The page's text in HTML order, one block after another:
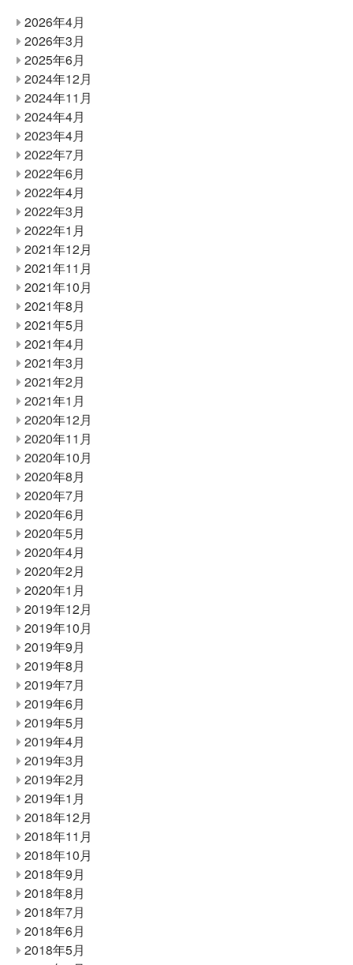
2026年4月
2026年3月
2025年6月
2024年12月
2024年11月
2024年4月
2023年4月
2022年7月
2022年6月
2022年4月
2022年3月
2022年1月
2021年12月
2021年11月
2021年10月
2021年8月
2021年5月
2021年4月
2021年3月
2021年2月
2021年1月
2020年12月
2020年11月
2020年10月
2020年8月
2020年7月
2020年6月
2020年5月
2020年4月
2020年2月
2020年1月
2019年12月
2019年10月
2019年9月
2019年8月
2019年7月
2019年6月
2019年5月
2019年4月
2019年3月
2019年2月
2019年1月
2018年12月
2018年11月
2018年10月
2018年9月
2018年8月
2018年7月
2018年6月
2018年5月